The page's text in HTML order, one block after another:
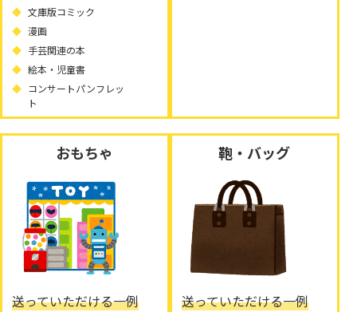
文庫版コミック
漫画
手芸関連の本
絵本・児童書
コンサートパンフレッ
ト
おもちゃ
送っていただける一例
鞄・バッグ
送っていただける一例